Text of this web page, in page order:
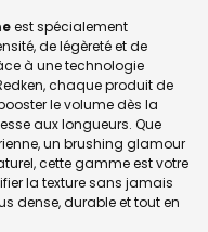
est spécialement
de légèreté et de
à une technologie
chaque produit de
le volume dès la
aux longueurs. Que
un brushing glamour
cette gamme est votre
la texture sans jamais
dense, durable et tout en